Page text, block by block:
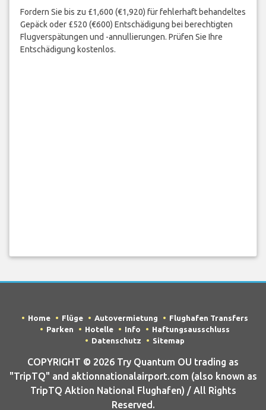
Fordern Sie bis zu £1,600 (€1,920) für fehlerhaft behandeltes
Gepäck oder £520 (€600) Entschädigung bei berechtigten
Flugverspätungen und -annullierungen. Prüfen Sie Ihre
Entschädigung kostenlos.
Home Flüge Autovermietung
Flughafen Transfers
Parken
Hotelle Info
Haftungsausschluss
Datenschutz
Sitemap
COPYRIGHT © 2026 Try Quantum OU trading as
"TripTQ" and aktionnationalairport.com (also known as
TripTQ Aktion National Flughafen) / All Rights
Reserved.